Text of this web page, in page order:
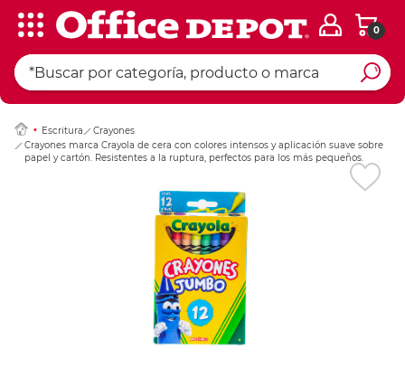
0
Escritura
Crayones
Crayones marca Crayola de cera con colores intensos y aplicación suave sobre
papel y cartón. Resistentes a la ruptura, perfectos para los más pequeños.
Ingresar Codigo